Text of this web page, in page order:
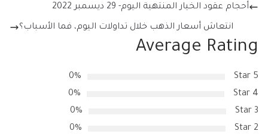
أحجام عقود الخيار المنتهية اليوم- 29 ديسمبر 2022
انتعاش أسعار الذهب خلال تداولات اليوم، فما الأسباب؟
Average Rating
5 Star
0%
4 Star
0%
3 Star
0%
2 Star
0%